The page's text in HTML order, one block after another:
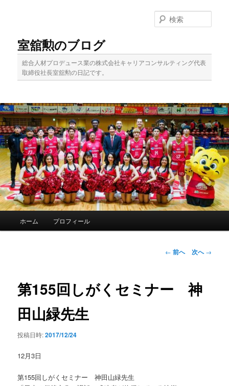
移
動
室舘勲のブログ
総合人材プロデュース業の株式会社キャリアコンサルティング代表
取締役社長室舘勲の日記です。
索
ホーム プロフィール
投
ゲ
← 前へ 次へ→
第155回しがくセミナー 神
田山緑先生
投稿日時:2017/12/24
12月3日
第155回しがくセミナー 神田山緑先生